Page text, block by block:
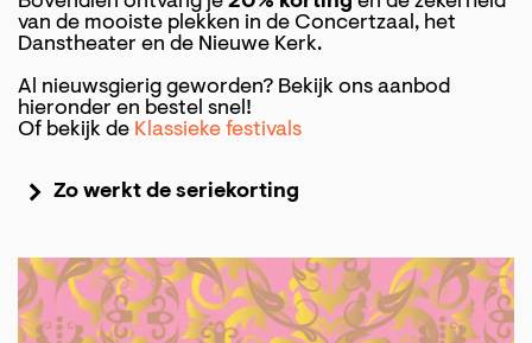
van de mooiste plekken in de Concertzaal, het
Danstheater en de Nieuwe Kerk.
Al nieuwsgierig geworden? Bekijk ons aanbod
hieronder en bestel snel!
Of bekijk de Klassieke festivals
Zo werkt de seriekorting